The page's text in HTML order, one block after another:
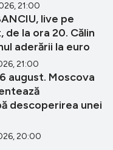
21:00
live pe
de la ora 20. Călin
aderării la euro
21:00
august. Moscova
descoperirea unei
20:00